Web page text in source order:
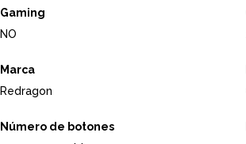
Gaming
NO
Marca
Redragon
Número de botones